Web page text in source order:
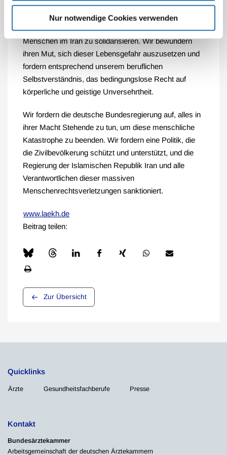
Nur notwendige Cookies verwenden
Wir, die hessische Ärzteschaft, sehen es als unsere
Pflicht, uns mit allen für Frauenrechte,
Menschenrechte und Freiheit protestierenden
Menschen im Iran zu solidarisieren. Wir bewundern
ihren Mut, sich dieser Lebensgefahr auszusetzen und
fordern entsprechend unserem beruflichen
Selbstverständnis, das bedingungslose Recht auf
körperliche und geistige Unversehrtheit.
Wir fordern die deutsche Bundesregierung auf, alles in
ihrer Macht Stehende zu tun, um diese menschliche
Katastrophe zu beenden. Wir fordern eine Politik, die
die Zivilbevölkerung schützt und unterstützt, und die
Regierung der Islamischen Republik Iran und alle
Verantwortlichen dieser massiven
Menschenrechtsverletzungen sanktioniert.
www.laekh.de
Beitrag teilen:
Zur Übersicht
Quicklinks
Ärzte Gesundheitsfachberufe Presse
Kontakt
Bundesärztekammer
Arbeitsgemeinschaft der deutschen Ärztekammern